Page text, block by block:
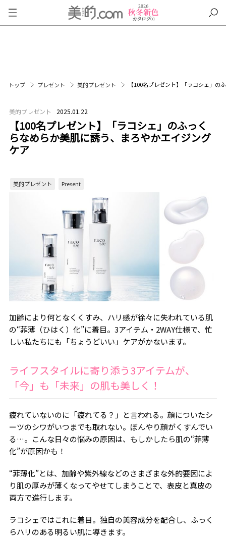
トップ プレゼント 美的プレゼント 【100名プレゼント】「ラコシェ」
美的プレゼント 2025.01.22
【100名プレゼント】「ラコシェ」のふっく
らなめらか美肌に誘う、まろやかエイジング
ケア
美的プレゼント Present
加齢により何となくくすみ、ハリ感が徐々に失われている肌
の“菲薄（ひはく）化”に着目。3アイテム・2WAY仕様で、忙
しい私たちにも「ちょうどいい」ケアがかないます。
ライフスタイルに寄り添う3アイテムが、
「今」も「未来」の肌も美しく！
疲れていないのに「疲れてる？」と言われる。顔についたシ
ーツのシワがいつまでも取れない。ぼんやり顔がくすんでい
る…。こんな日々の悩みの原因は、もしかしたら肌の“菲薄
化”が原因かも！
“菲薄化”とは、加齢や紫外線などのさまざまな外的要因によ
り肌の厚みが薄くなってやせてしまうことで、表皮と真皮の
両方で進行します。
ラコシェではこれに着目。独自の美容成分を配合し、ふっく
らハリのある明るい肌に導きます。